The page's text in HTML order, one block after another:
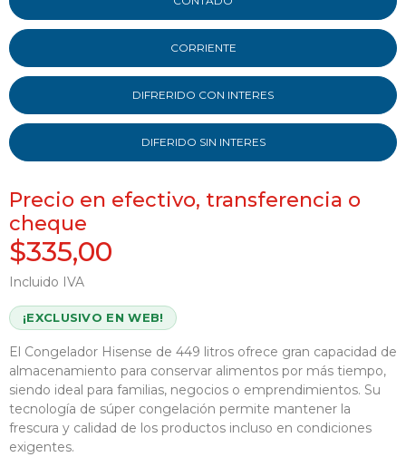
CORRIENTE
DIFRERIDO CON INTERES
DIFERIDO SIN INTERES
Precio en efectivo, transferencia o
cheque
$335,00
Incluido IVA
¡EXCLUSIVO EN WEB!
El Congelador Hisense de 449 litros ofrece gran capacidad de
almacenamiento para conservar alimentos por más tiempo,
siendo ideal para familias, negocios o emprendimientos. Su
tecnología de súper congelación permite mantener la
frescura y calidad de los productos incluso en condiciones
exigentes.